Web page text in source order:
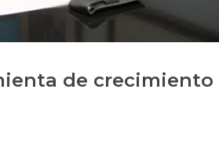
de crecimiento